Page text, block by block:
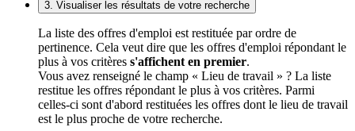
3. Visualiser les résultats de votre recherche
La liste des offres d'emploi est restituée par ordre de
pertinence. Cela veut dire que les offres d'emploi répondant le
plus à vos critères s'affichent en premier.
Vous avez renseigné le champ « Lieu de travail » ? La liste
restitue les offres répondant le plus à vos critères. Parmi
celles-ci sont d'abord restituées les offres dont le lieu de travail
est le plus proche de votre recherche.